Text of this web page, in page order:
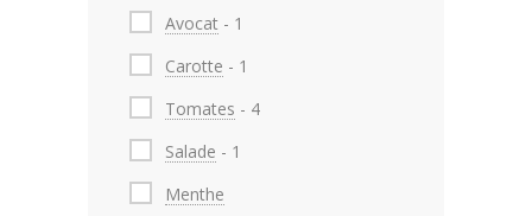
Avocat - 1
Carotte - 1
Tomates - 4
Salade - 1
Menthe